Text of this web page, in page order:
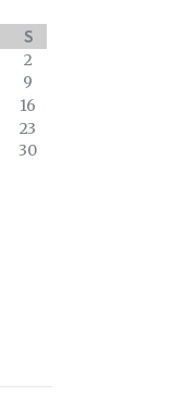
S
2
9
16
23
30